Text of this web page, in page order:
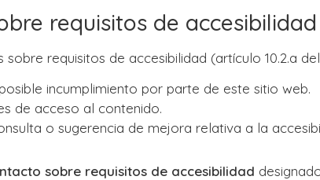
requisitos de accesibilidad
requisitos de accesibilidad (artículo 10.2.a
incumplimiento por parte de este sitio web.
de acceso al contenido.
o sugerencia de mejora relativa a la
sobre requisitos de accesibilidad